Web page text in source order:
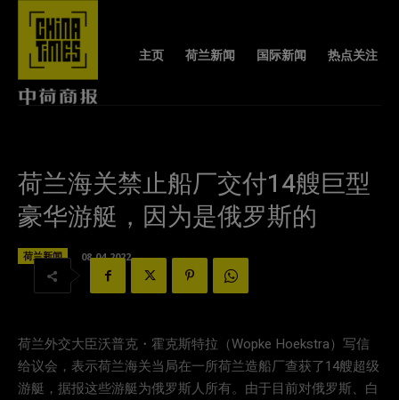
主页 荷兰新闻 国际新闻 热点关注
荷兰海关禁止船厂交付14艘巨型
豪华游艇，因为是俄罗斯的
荷兰新闻 08-04-2022
荷兰外交大臣沃普克・霍克斯特拉（Wopke Hoekstra）写信
给议会，表示荷兰海关当局在一所荷兰造船厂查获了14艘超级
游艇，据报这些游艇为俄罗斯人所有。由于目前对俄罗斯、白